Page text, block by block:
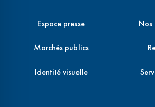
Espace presse
Marchés publics
Identité visuelle
Nos